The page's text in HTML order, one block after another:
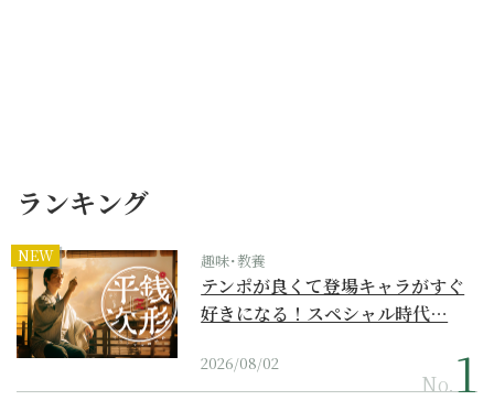
ランキング
NEW 趣味･教養
テンポが良くて登場キャラがすぐ
好きになる！スペシャル時代…
2026/08/02
No.